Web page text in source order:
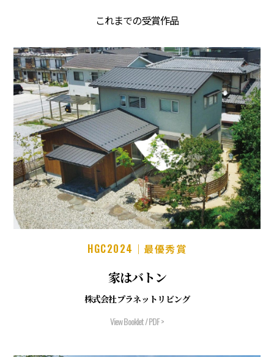
これまでの受賞作品
HGC2024 ｜最優秀賞
家はバトン
株式会社プラネットリビング
View Booklet / PDF >